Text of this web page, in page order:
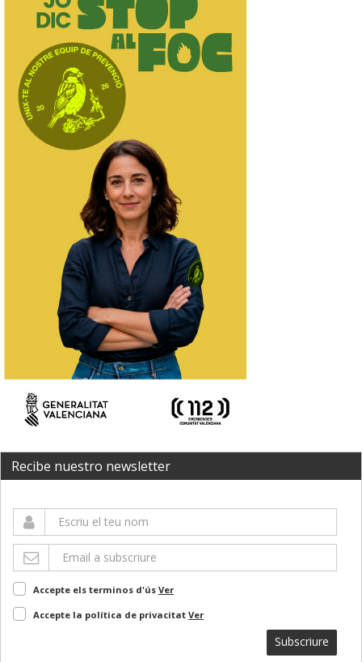
Recibe nuestro newsletter
Accepte els terminos d'ús Ver
Accepte la política de privacitat Ver
Subscriure